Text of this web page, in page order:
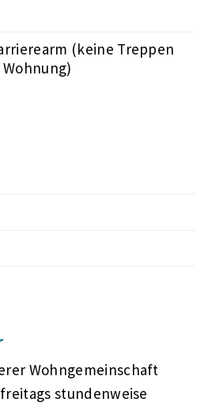
(keine Treppen
Wohngemeinschaft
stundenweise